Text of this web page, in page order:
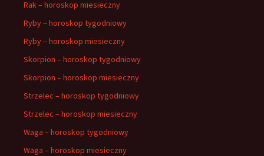
Rak – horoskop miesieczny
Ryby – horoskop tygodniowy
Ryby – horoskop miesieczny
Skorpion – horoskop tygodniowy
Skorpion – horoskop miesieczny
Strzelec – horoskop tygodniowy
Strzelec – horoskop miesieczny
Waga – horoskop tygodniowy
Waga – horoskop miesieczny